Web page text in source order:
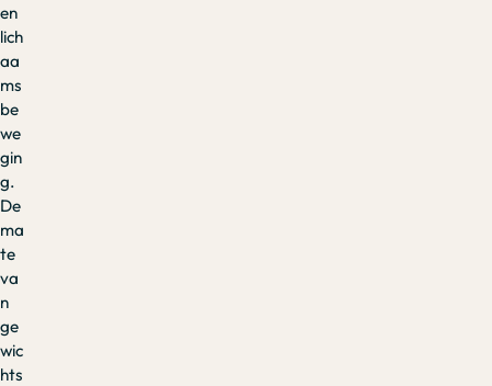
en
lich
aa
ms
be
we
gin
g.
De
ma
te
va
n
ge
wic
hts